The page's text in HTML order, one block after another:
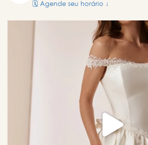
🗓️ Agende seu horário ↓